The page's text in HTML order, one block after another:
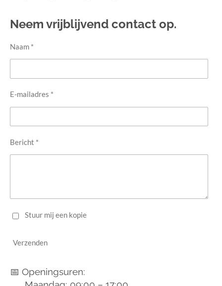
Neem vrijblijvend contact op.
Naam *
E-mailadres *
Bericht *
Stuur mij een kopie
Verzenden
📅 Openingsuren: